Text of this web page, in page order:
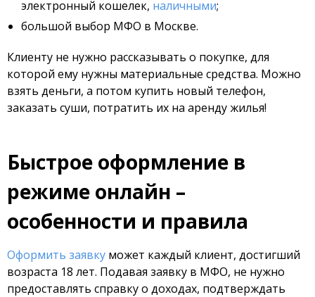
электронный кошелек, наличными;
большой выбор МФО в Москве.
Клиенту не нужно рассказывать о покупке, для
которой ему нужны материальные средства. Можно
взять деньги, а потом купить новый телефон,
заказать суши, потратить их на аренду жилья!
Быстрое оформление в
режиме онлайн –
особенности и правила
Оформить заявку может каждый клиент, достигший
возраста 18 лет. Подавая заявку в МФО, не нужно
предоставлять справку о доходах, подтверждать